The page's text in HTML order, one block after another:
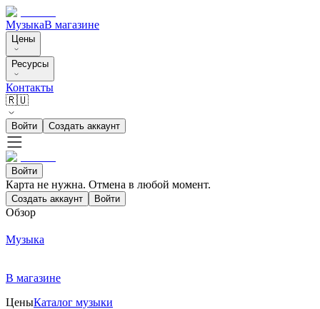
МузыкаВ магазине
Цены
Ресурсы
Контакты
🇷🇺
Войти Создать аккаунт
Войти
Карта не нужна. Отмена в любой момент.
Создать аккаунт Войти
Обзор
Музыка
В магазине
ЦеныКаталог музыки